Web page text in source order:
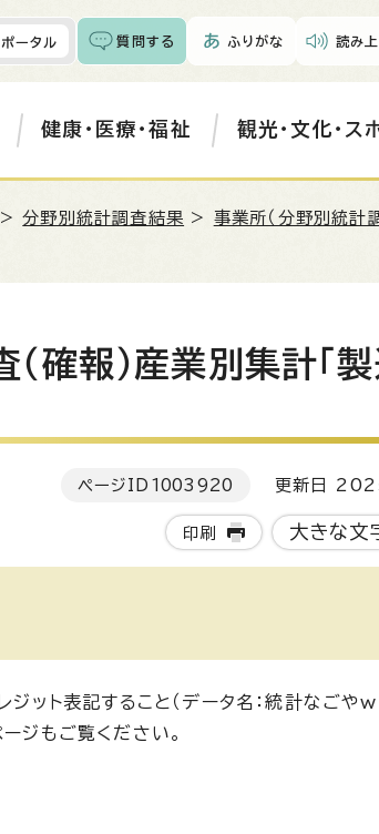
ータル 質問する ふりがな 読み
健康・医療・福祉 観光・文化・ス
>分野別統計調査結果 > 事業所（分野別統計
報）産業別集計「製
ページID 1003920 更新日
印刷 大きな文
ット表記すること（データ名：統計なごや
ジもご覧ください。